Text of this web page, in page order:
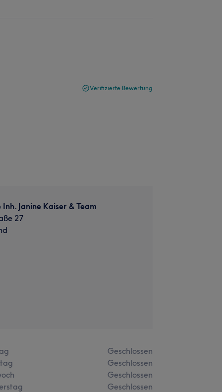
Verifizierte Bewertung
Janine Kaiser & Team
27
Geschlossen
Geschlossen
Geschlossen
Geschlossen